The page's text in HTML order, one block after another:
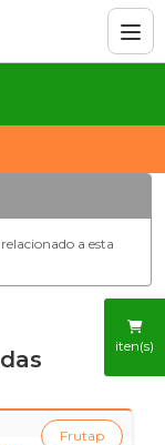
iten(s)
a esta
Frutap